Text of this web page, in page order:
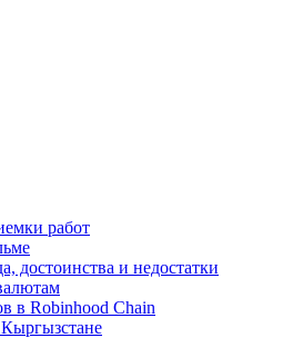
работ
достоинства и недостатки
в Robinhood Chain